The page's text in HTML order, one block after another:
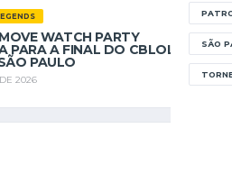
SÃO
WATCH PARTY
PARA A FINAL DO CBLOL
PAULO
2026